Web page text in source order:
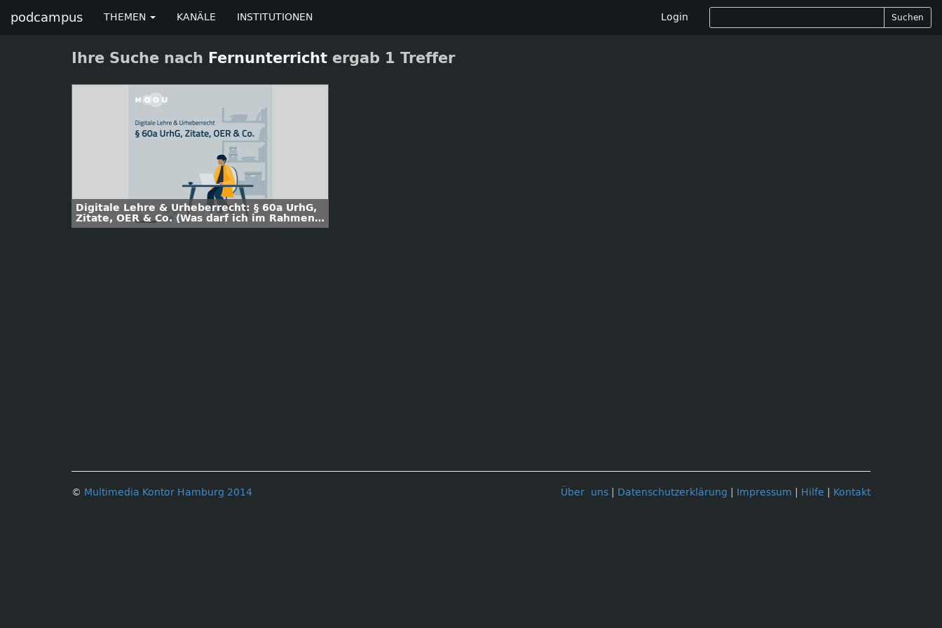
podcampus THEMEN KANÄLE INSTITUTIONEN Login Suchen
Ihre Suche nach Fernunterricht ergab 1 Treffer
Digitale Lehre & Urheberrecht: § 60a UrhG,
Zitate, OER & Co. (Was darf ich im Rahmen
meiner Lehre nutzen?)
Über uns Datenschutzerklärung Impressum Hilfe Kontakt
© Multimedia Kontor Hamburg 2014